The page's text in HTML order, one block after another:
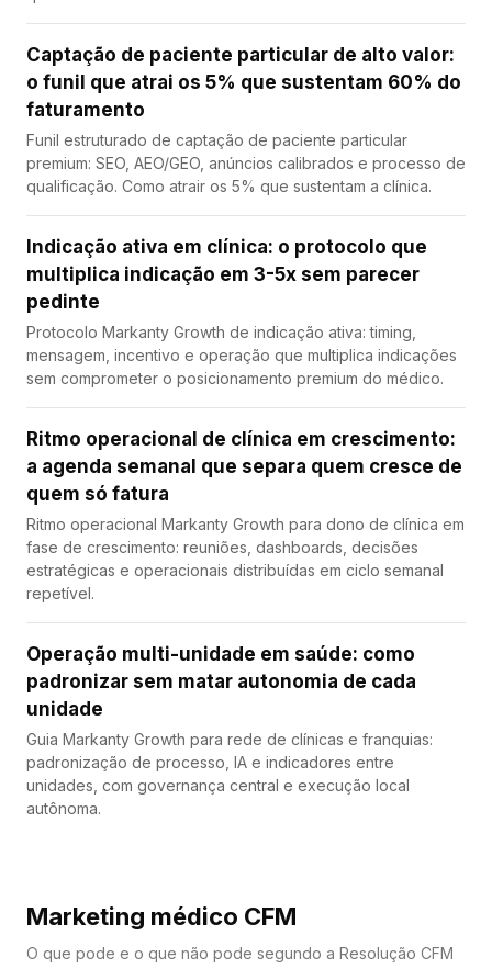
Captação de paciente particular de alto valor:
o funil que atrai os 5% que sustentam 60% do
faturamento
Funil estruturado de captação de paciente particular
premium: SEO, AEO/GEO, anúncios calibrados e processo de
qualificação. Como atrair os 5% que sustentam a clínica.
Indicação ativa em clínica: o protocolo que
multiplica indicação em 3-5x sem parecer
pedinte
Protocolo Markanty Growth de indicação ativa: timing,
mensagem, incentivo e operação que multiplica indicações
sem comprometer o posicionamento premium do médico.
Ritmo operacional de clínica em crescimento:
a agenda semanal que separa quem cresce de
quem só fatura
Ritmo operacional Markanty Growth para dono de clínica em
fase de crescimento: reuniões, dashboards, decisões
estratégicas e operacionais distribuídas em ciclo semanal
repetível.
Operação multi-unidade em saúde: como
padronizar sem matar autonomia de cada
unidade
Guia Markanty Growth para rede de clínicas e franquias:
padronização de processo, IA e indicadores entre
unidades, com governança central e execução local
autônoma.
Marketing médico CFM
O que pode e o que não pode segundo a Resolução CFM